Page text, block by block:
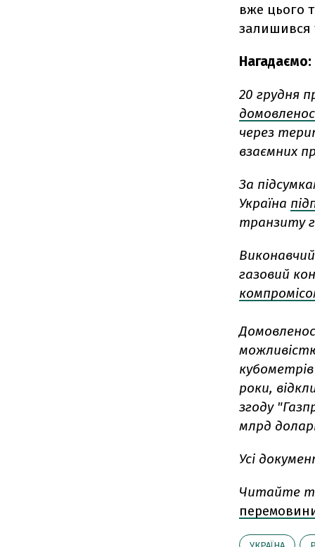
вже цього
залишився
Нагадаємо:
20 грудня
через
взаємних
За
Україна
транзиту
газовий
роки,
згоду
млрд
Усі
Читайте